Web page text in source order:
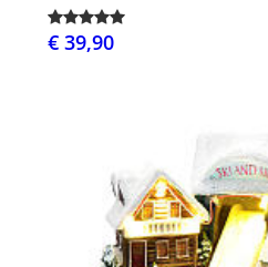
€ 39,90